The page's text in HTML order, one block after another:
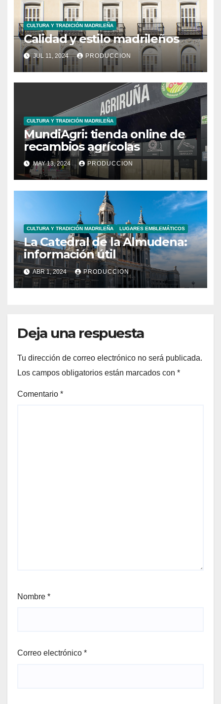
CULTURA Y TRADICIÓN MADRILEÑA
Calidad y estilo madrileños
JUL 11, 2024 PRODUCCION
CULTURA Y TRADICIÓN MADRILEÑA
MundiAgri: tienda online de
recambios agrícolas
MAY 13, 2024 PRODUCCION
CULTURA Y TRADICIÓN MADRILEÑA LUGARES EMBLEMÁTICOS
La Catedral de la Almudena:
información útil
ABR 1, 2024 PRODUCCION
Deja una respuesta
Tu dirección de correo electrónico no será publicada.
Los campos obligatorios están marcados con *
Comentario *
Nombre *
Correo electrónico *